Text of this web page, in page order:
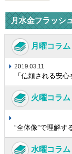
月水金フラッシ
月曜コラ
2019.03.11
「信頼される安
火曜コラ
“全体像”で理解す
水曜コラ